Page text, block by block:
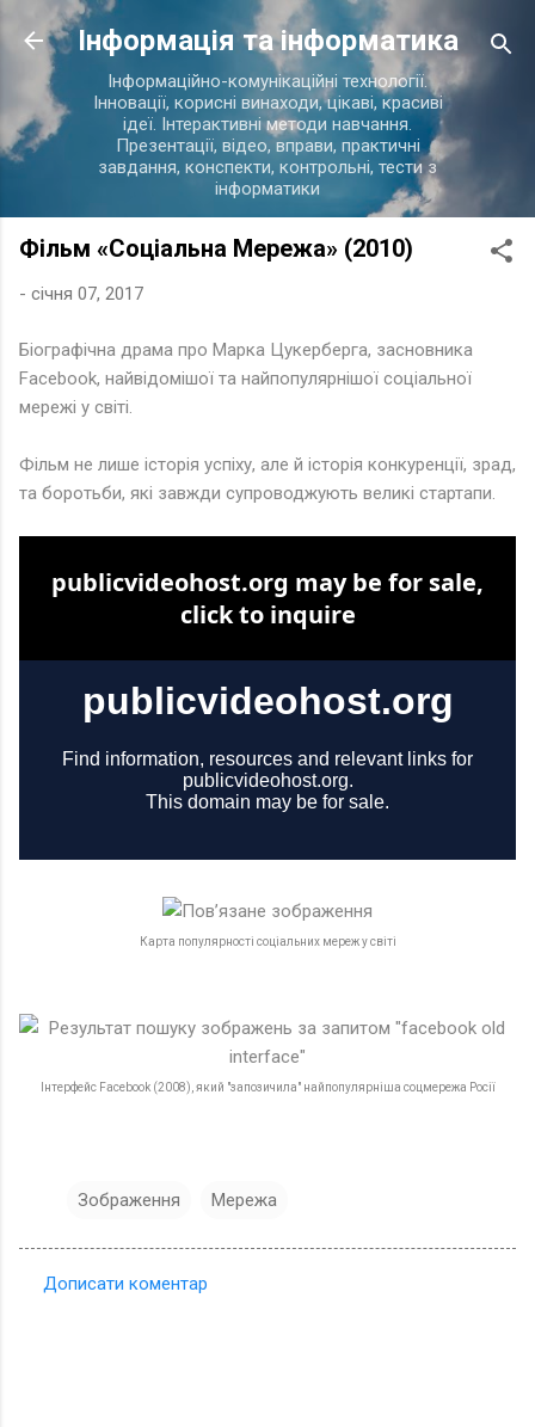
Перейти до основного вмісту
Інформація та інформатика
Інформаційно-комунікаційні технології.
Інновації, корисні винаходи, цікаві, красиві
ідеї. Інтерактивні методи навчання.
Презентації, відео, вправи, практичні
завдання, конспекти, контрольні, тести з
інформатики
Фільм «Соціальна Мережа» (2010)
- січня 07, 2017
Біографічна драма про Марка Цукерберга, засновника
Facebook, найвідомішої та найпопулярнішої соціальної
мережі у світі.
Фільм не лише історія успіху, але й історія конкуренції, зрад,
та боротьби, які завжди супроводжують великі стартапи.
Карта популярності соціальних мереж у світі
Інтерфейс Facebook (2008), який "запозичила" найпопулярніша соцмережа Росії
Зображення Мережа
Дописати коментар